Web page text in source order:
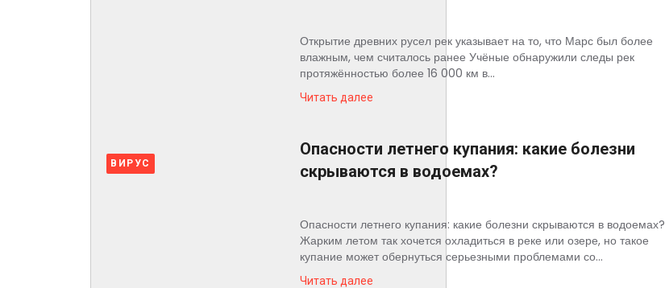
Открытие древних русел рек указывает на то, что Марс был более
влажным, чем считалось ранее Учёные обнаружили следы рек
протяжённостью более 16 000 км в...
Читать далее
ВИРУС
Опасности летнего купания: какие болезни
скрываются в водоемах?
Опасности летнего купания: какие болезни скрываются в водоемах?
Жарким летом так хочется охладиться в реке или озере, но такое
купание может обернуться серьезными проблемами со...
Читать далее